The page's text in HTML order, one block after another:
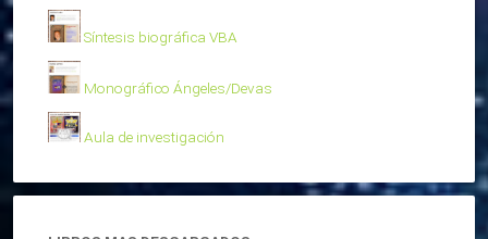
Síntesis biográfica VBA
Monográfico Ángeles/Devas
Aula de investigación